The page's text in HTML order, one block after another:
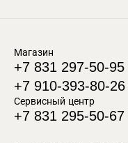
Магазин
+7 831 297-50-95
+7 910-393-80-26
Сервисный центр
+7 831 295-50-67